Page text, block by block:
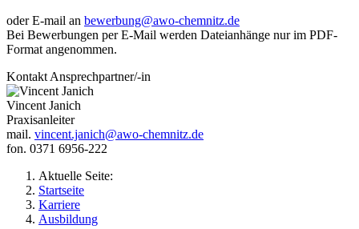
oder E-mail an bewerbung@awo-chemnitz.de
Bei Bewerbungen per E-Mail werden Dateianhänge nur im PDF-
Format angenommen.
Kontakt Ansprechpartner/-in
Vincent Janich
Praxisanleiter
mail. vincent.janich@awo-chemnitz.de
fon. 0371 6956-222
Aktuelle Seite:
Startseite
Karriere
Ausbildung